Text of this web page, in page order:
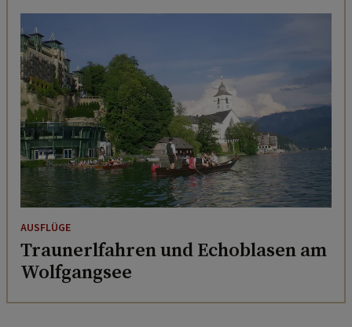
AUSFLÜGE
Traunerlfahren und Echoblasen am
Wolfgangsee